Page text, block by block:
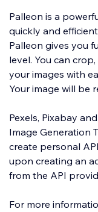
Palleon is a
quickly and
Palleon gives you
level. You can
your images with
Your image will be
Pexels, Pixabay
Image Generation Tools) are
create personal
upon creating an
from the API
For more